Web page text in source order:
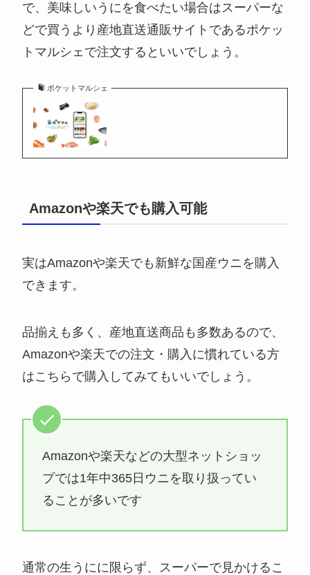
で、美味しいうにを食べたい場合はスーパーな
どで買うより産地直送通販サイトであるポケッ
トマルシェで注文するといいでしょう。
ポケットマルシェ
Amazonや楽天でも購入可能
実はAmazonや楽天でも新鮮な国産ウニを購入
できます。
品揃えも多く、産地直送商品も多数あるので、
Amazonや楽天での注文・購入に慣れている方
はこちらで購入してみてもいいでしょう。
Amazonや楽天などの大型ネットショッ
プでは1年中365日ウニを取り扱ってい
ることが多いです
通常の生うにに限らず、スーパーで見かけるこ